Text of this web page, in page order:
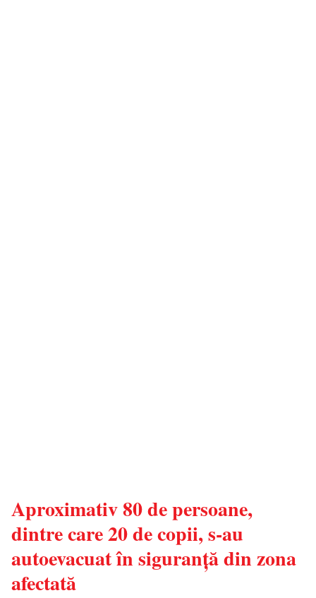
Aproximativ 80 de persoane,
dintre care 20 de copii, s-au
autoevacuat în siguranță din zona
afectată